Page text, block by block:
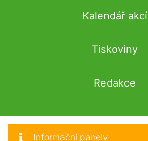
Kalendář akcí
Tiskoviny
Redakce
Informační panely